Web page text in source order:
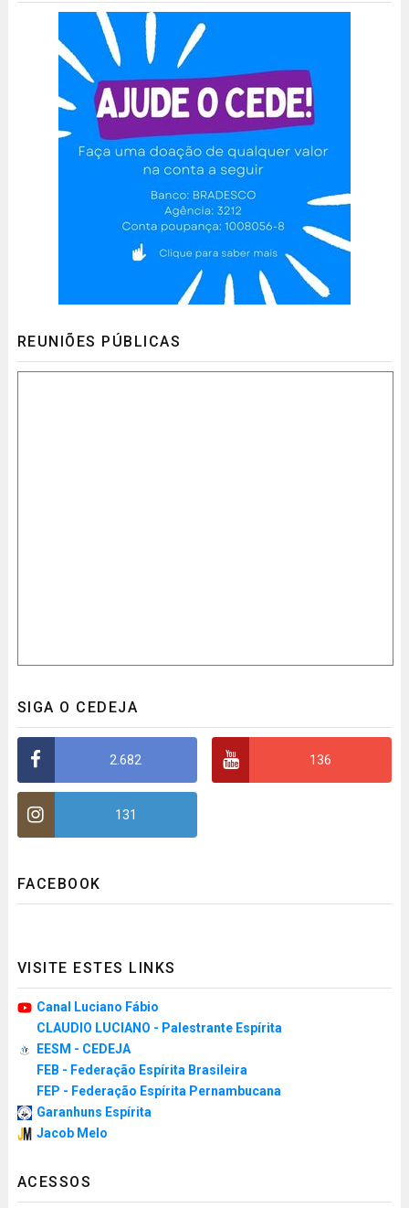
REUNIÕES PÚBLICAS
SIGA O CEDEJA
2.682 136
131
FACEBOOK
VISITE ESTES LINKS
Canal Luciano Fábio
CLAUDIO LUCIANO - Palestrante Espírita
EESM - CEDEJA
FEB - Federação Espírita Brasileira
FEP - Federação Espírita Pernambucana
Garanhuns Espírita
Jacob Melo
ACESSOS